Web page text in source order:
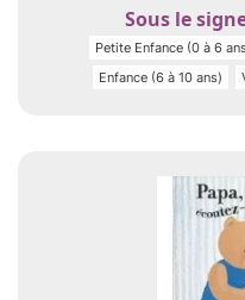
Sous le
Petite Enfance (0 à 6
Enfance (6 à 10 ans)